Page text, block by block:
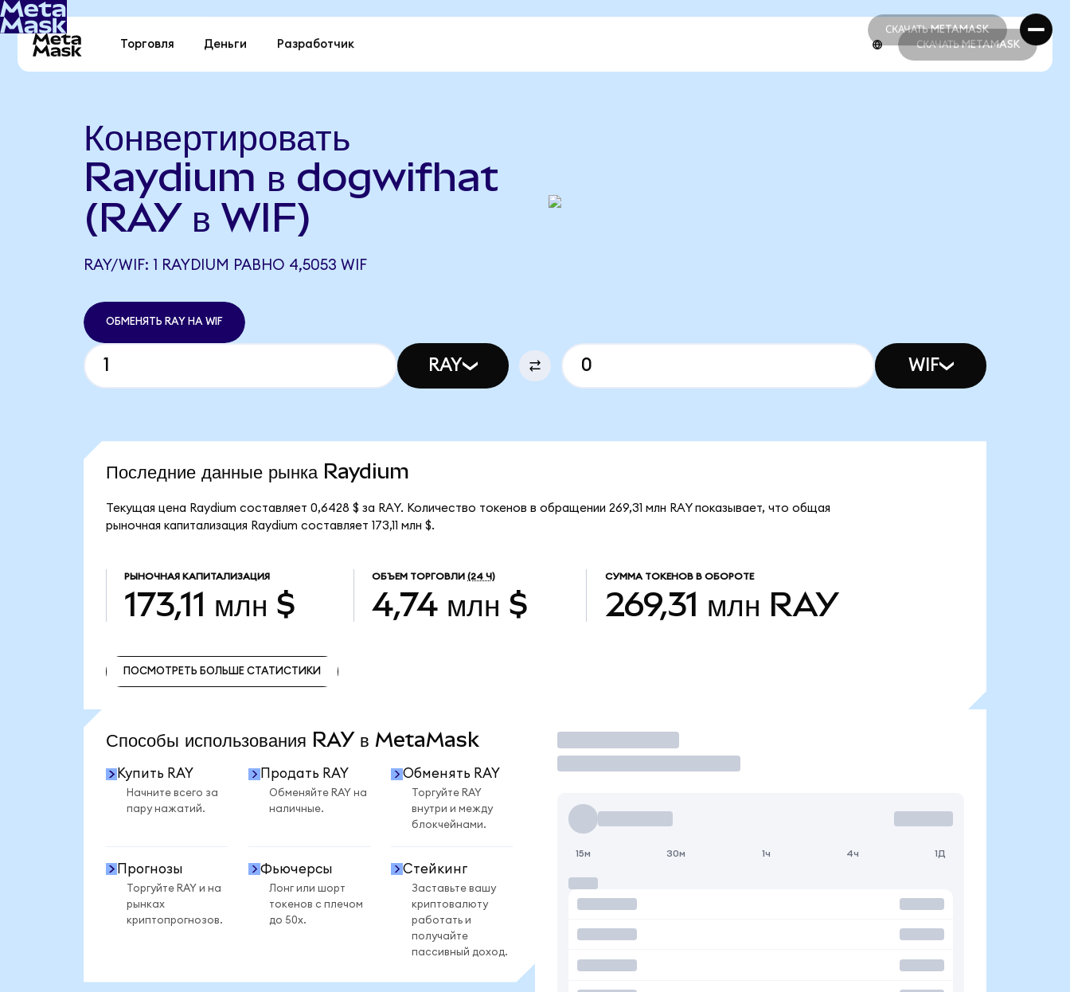
СКАЧАТЬ METAMASK
СКАЧАТЬ METAMASK
Торговля Деньги Разработчик СКАЧАТЬ METAMASK
Конвертировать
Raydium в dogwifhat
(RAY в WIF)
RAY/WIF: 1 RAYDIUM РАВНО 4,5053 WIF
ОБМЕНЯТЬ RAY НА WIF
RAY WIF
Последние данные рынка Raydium
Текущая цена Raydium составляет 0,6428 $ за RAY. Количество токенов в обращении 269,31 млн RAY показывает, что общая
рыночная капитализация Raydium составляет 173,11 млн $.
РЫНОЧНАЯ КАПИТАЛИЗАЦИЯ
173,11 млн $
ОБЪЕМ ТОРГОВЛИ (24 Ч)
4,74 млн $
СУММА ТОКЕНОВ В ОБОРОТЕ
269,31 млн RAY
ПОСМОТРЕТЬ БОЛЬШЕ СТАТИСТИКИ
Способы использования RAY в MetaMask
Купить RAY
Начните всего за
пару нажатий.
Продать RAY
Обменяйте RAY на
наличные.
Обменять RAY
Торгуйте RAY
внутри и между
блокчейнами.
Прогнозы
Торгуйте RAY и на
рынках
криптопрогнозов.
Фьючерсы
Лонг или шорт
токенов с плечом
до 50x.
Стейкинг
Заставьте вашу
криптовалюту
работать и
получайте
пассивный доход.
Торговать
15м 30м 1ч 4ч 1Д